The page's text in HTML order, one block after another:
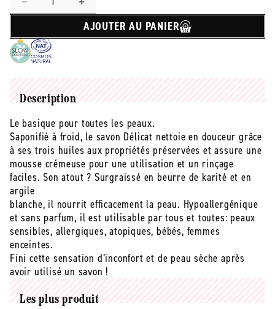
Réduire
de
Lamazuna
Savon
délicat
-
100
g
Augmenter
la
quantité
délicat
100
g
AJOUTER AU PANIER
Description
Le basique pour toutes les peaux.
Saponifié à froid, le savon Délicat nettoie en douceur grâce
à ses trois huiles aux propriétés préservées et assure une
mousse crémeuse pour une utilisation et un rinçage
faciles. Son atout ? Surgraissé en beurre de karité et en
argile
blanche, il nourrit efficacement la peau. Hypoallergénique
et sans parfum, il est utilisable par tous et toutes: peaux
sensibles, allergiques, atopiques, bébés, femmes
enceintes.
Fini cette sensation d’inconfort et de peau sèche après
avoir utilisé un savon !
Les plus produit